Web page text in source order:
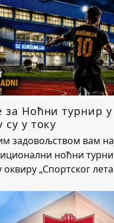
за Ноћни турнир
су у току
задовољством вам
ноћни
оквиру „Спортског